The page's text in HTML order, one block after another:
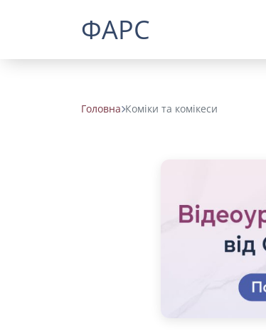
ФАРС
Головна Коміки та комікеси